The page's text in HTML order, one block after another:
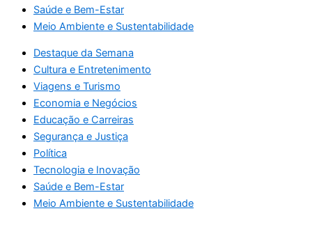
Saúde e Bem-Estar
Meio Ambiente e Sustentabilidade
Destaque da Semana
Cultura e Entretenimento
Viagens e Turismo
Economia e Negócios
Educação e Carreiras
Segurança e Justiça
Política
Tecnologia e Inovação
Saúde e Bem-Estar
Meio Ambiente e Sustentabilidade